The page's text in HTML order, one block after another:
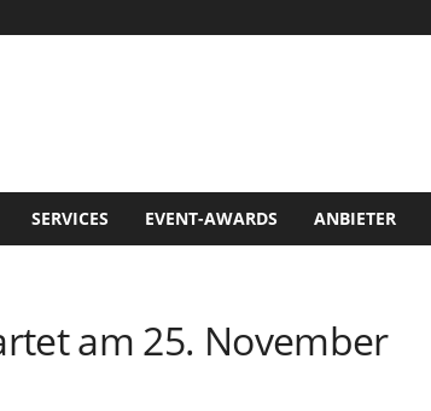
SERVICES EVENT-AWARDS ANBIETER
am 25. November